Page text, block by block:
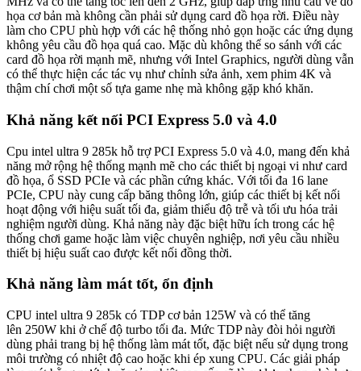
họa cơ bản mà không cần phải sử dụng card đồ họa rời. Điều này
làm cho CPU phù hợp với các hệ thống nhỏ gọn hoặc các ứng dụng
không yêu cầu đồ họa quá cao. Mặc dù không thể so sánh với các
card đồ họa rời mạnh mẽ, nhưng với Intel Graphics, người dùng vẫn
có thể thực hiện các tác vụ như chỉnh sửa ảnh, xem phim 4K và
thậm chí chơi một số tựa game nhẹ mà không gặp khó khăn.
Khả năng kết nối PCI Express 5.0 và 4.0
Cpu intel ultra 9 285k hỗ trợ PCI Express 5.0 và 4.0, mang đến khả
năng mở rộng hệ thống mạnh mẽ cho các thiết bị ngoại vi như card
đồ họa, ổ SSD PCIe và các phần cứng khác. Với tối đa 16 lane
PCIe, CPU này cung cấp băng thông lớn, giúp các thiết bị kết nối
hoạt động với hiệu suất tối đa, giảm thiểu độ trễ và tối ưu hóa trải
nghiệm người dùng. Khả năng này đặc biệt hữu ích trong các hệ
thống chơi game hoặc làm việc chuyên nghiệp, nơi yêu cầu nhiều
thiết bị hiệu suất cao được kết nối đồng thời.
Khả năng làm mát tốt, ổn định
CPU intel ultra 9 285k có TDP cơ bản 125W và có thể tăng
lên 250W khi ở chế độ turbo tối đa. Mức TDP này đòi hỏi người
dùng phải trang bị hệ thống làm mát tốt, đặc biệt nếu sử dụng trong
môi trường có nhiệt độ cao hoặc khi ép xung CPU. Các giải pháp